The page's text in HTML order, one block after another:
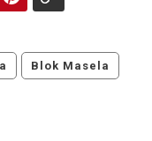
Blok Masela